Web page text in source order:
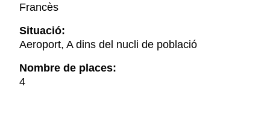
Francès
Situació:
Aeroport, A dins del nucli de població
Nombre de places:
4